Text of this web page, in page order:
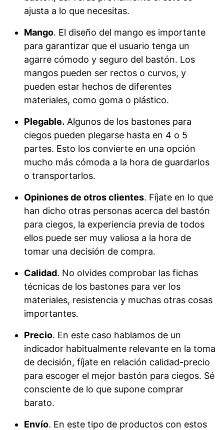
ajusta a lo que necesitas.
Mango. El diseño del mango es importante
para garantizar que el usuario tenga un
agarre cómodo y seguro del bastón. Los
mangos pueden ser rectos o curvos, y
pueden estar hechos de diferentes
materiales, como goma o plástico.
Plegable. Algunos de los bastones para
ciegos pueden plegarse hasta en 4 o 5
partes. Esto los convierte en una opción
mucho más cómoda a la hora de guardarlos
o transportarlos.
Opiniones de otros clientes. Fíjate en lo que
han dicho otras personas acerca del bastón
para ciegos, la experiencia previa de todos
ellos puede ser muy valiosa a la hora de
tomar una decisión de compra.
Calidad. No olvides comprobar las fichas
técnicas de los bastones para ver los
materiales, resistencia y muchas otras cosas
importantes.
Precio. En este caso hablamos de un
indicador habitualmente relevante en la toma
de decisión, fíjate en relación calidad-precio
para escoger el mejor bastón para ciegos. Sé
consciente de lo que supone comprar
barato.
Envío. En este tipo de productos con estos